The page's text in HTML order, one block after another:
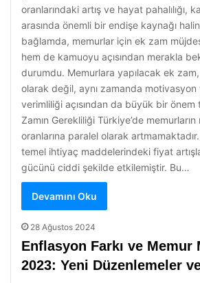
oranlarındaki artış ve hayat pahalılığı,
arasında önemli bir endişe kaynağı
bağlamda, memurlar için ek zam
hem de kamuoyu açısından merakla
durumdu. Memurlara yapılacak ek
olarak değil, aynı zamanda motivasyon
verimliliği açısından da büyük bir önem
Zamın Gerekliliği Türkiye’de
oranlarına paralel olarak
temel ihtiyaç maddelerindeki fiyat
gücünü ciddi şekilde etkilemiştir. Bu…
Devamını Oku
28 Ağustos 2024
Enflasyon Farkı ve Memur
2023: Yeni Düzenlemeler